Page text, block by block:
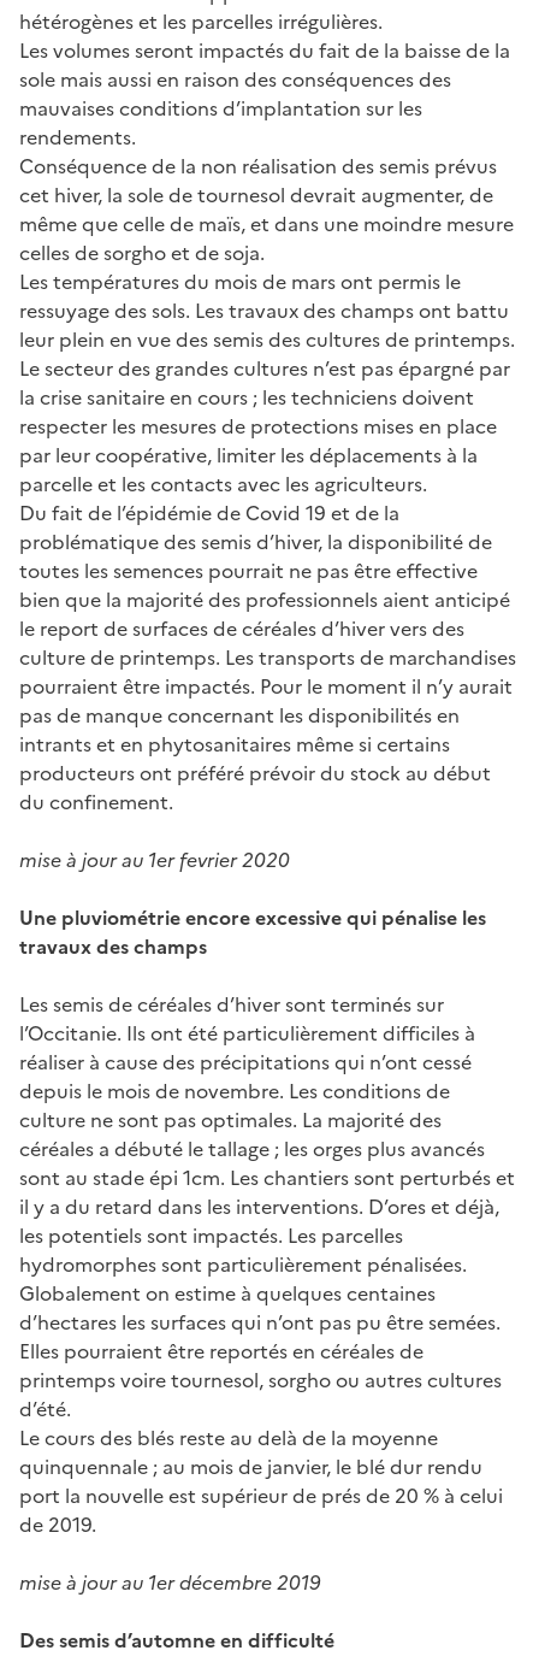
hétérogènes et les parcelles irrégulières.
Les volumes seront impactés du fait de la baisse de la
sole mais aussi en raison des conséquences des
mauvaises conditions d’implantation sur les
rendements.
Conséquence de la non réalisation des semis prévus
cet hiver, la sole de tournesol devrait augmenter, de
même que celle de maïs, et dans une moindre mesure
celles de sorgho et de soja.
Les températures du mois de mars ont permis le
ressuyage des sols. Les travaux des champs ont battu
leur plein en vue des semis des cultures de printemps.
Le secteur des grandes cultures n’est pas épargné par
la crise sanitaire en cours ; les techniciens doivent
respecter les mesures de protections mises en place
par leur coopérative, limiter les déplacements à la
parcelle et les contacts avec les agriculteurs.
Du fait de l’épidémie de Covid 19 et de la
problématique des semis d’hiver, la disponibilité de
toutes les semences pourrait ne pas être effective
bien que la majorité des professionnels aient anticipé
le report de surfaces de céréales d’hiver vers des
culture de printemps. Les transports de marchandises
pourraient être impactés. Pour le moment il n’y aurait
pas de manque concernant les disponibilités en
intrants et en phytosanitaires même si certains
producteurs ont préféré prévoir du stock au début
du confinement.
mise à jour au 1er fevrier 2020
Une pluviométrie encore excessive qui pénalise les
travaux des champs
Les semis de céréales d’hiver sont terminés sur
l’Occitanie. Ils ont été particulièrement difficiles à
réaliser à cause des précipitations qui n’ont cessé
depuis le mois de novembre. Les conditions de
culture ne sont pas optimales. La majorité des
céréales a débuté le tallage ; les orges plus avancés
sont au stade épi 1cm. Les chantiers sont perturbés et
il y a du retard dans les interventions. D’ores et déjà,
les potentiels sont impactés. Les parcelles
hydromorphes sont particulièrement pénalisées.
Globalement on estime à quelques centaines
d’hectares les surfaces qui n’ont pas pu être semées.
Elles pourraient être reportés en céréales de
printemps voire tournesol, sorgho ou autres cultures
d’été.
Le cours des blés reste au delà de la moyenne
quinquennale ; au mois de janvier, le blé dur rendu
port la nouvelle est supérieur de prés de 20 % à celui
de 2019.
mise à jour au 1er décembre 2019
Des semis d’automne en difficulté